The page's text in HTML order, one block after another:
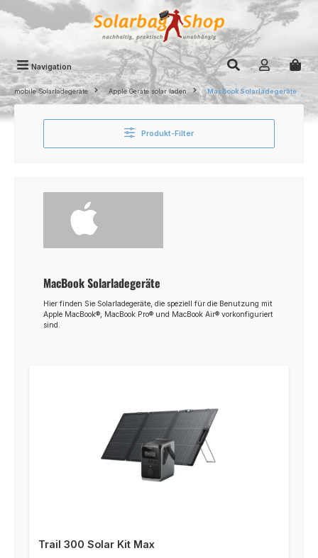
Zum Hauptinhalt springen
Navigation
mobile Solarladegeräte Apple Geräte solar laden MacBook Solarladegeräte
Produkt-Filter
MacBook Solarladegeräte
Hier finden Sie Solarladegeräte, die speziell für die Benutzung mit
Apple MacBook®, MacBook Pro® und MacBook Air® vorkonfiguriert
sind.
Trail 300 Solar Kit Max